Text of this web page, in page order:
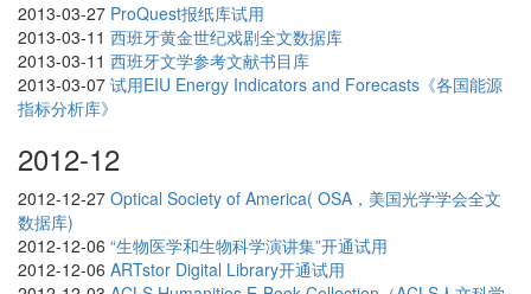
2013-03-27 ProQuest报纸库试用
2013-03-11 西班牙黄金世纪戏剧全文数据库
2013-03-11 西班牙文学参考文献书目库
2013-03-07 试用EIU Energy Indicators and Forecasts《各国能源
指标分析库》
2012-12
2012-12-27 Optical Society of America( OSA，美国光学学会全文
数据库)
2012-12-06 “生物医学和生物科学演讲集”开通试用
2012-12-06 ARTstor Digital Library开通试用